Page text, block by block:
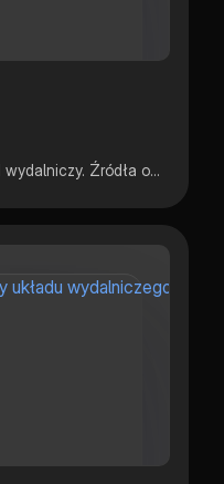
Notatka z całego działu Układ wydalniczy. Źródła obrazków: flipbook.nowaera.pl